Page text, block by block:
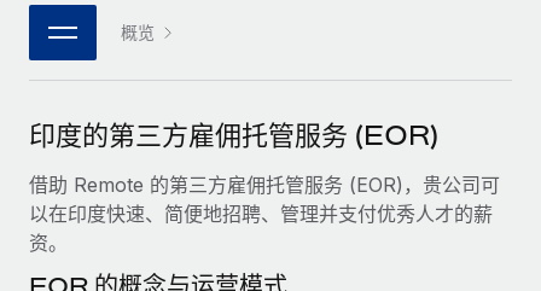
连接 新的
使用我们的 MCP 将任何人工智能工具与 Remote 平台相连
借助核心业务工具简化流程
服务
与我们携手合作
战略技术合作伙伴
与我们共探合作机遇
职位描述库
网络研讨会
活动
新闻室
薪金与人才洞察
洞察中心
Português (Portugal)
日本語
한국어
中文（简体）
概览
印度的第三方雇佣托管服务 (EOR)
借助 Remote 的第三方雇佣托管服务 (EOR)，贵公司可
以在印度快速、简便地招聘、管理并支付优秀人才的薪
资。